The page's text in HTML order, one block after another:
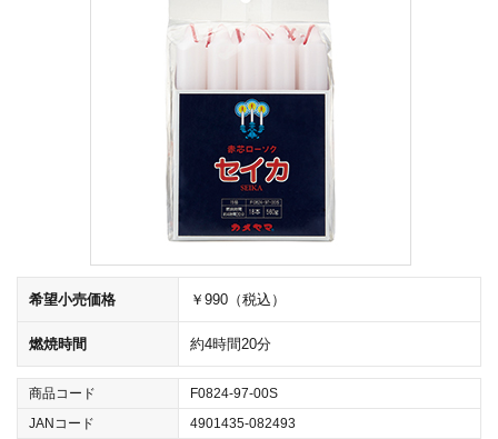
希望小売価格 ￥990（税込）
燃焼時間 約4時間20分
商品コード
F0824-97-00S
JANコード
4901435-082493